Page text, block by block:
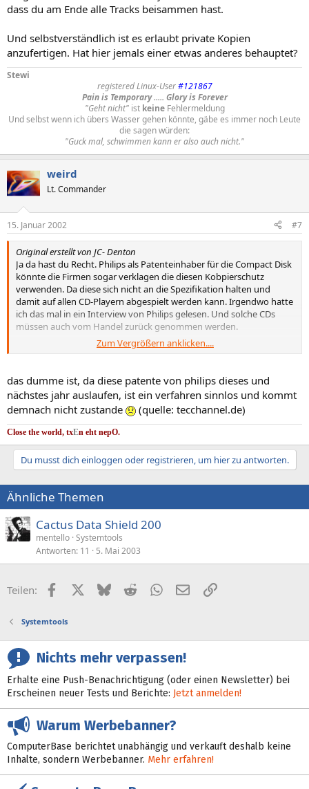
dass du am Ende alle Tracks beisammen hast.
Und selbstverständlich ist es erlaubt private Kopien
anzufertigen. Hat hier jemals einer etwas anderes behauptet?
Stewi
registered Linux-User#121867
Pain is Temporary ..... Glory is Forever
"Geht nicht"ist keineFehlermeldung
Und selbst wenn ich übers Wasser gehen könnte, gäbe es immer noch Leute
die sagen würden:
"Guck mal, schwimmen kann er also auch nicht."
weird
Lt. Commander
15. Januar 2002 #7
Original erstellt von JC- Denton
Ja da hast du Recht. Philips als Patenteinhaber für die Compact Disk
könnte die Firmen sogar verklagen die diesen Kobpierschutz
verwenden. Da diese sich nicht an die Spezifikation halten und
damit auf allen CD-Playern abgespielt werden kann. Irgendwo hatte
ich das mal in ein Interview von Philips gelesen. Und solche CDs
müssen auch vom Handel zurück genommen werden.
Zum Vergrößern anklicken....
das dumme ist, da diese patente von philips dieses und
nächstes jahr auslaufen, ist ein verfahren sinnlos und kommt
demnach nicht zustande
(quelle: tecchannel.de)
Close the world, txEn eht nepO.
Du musst dich einloggen oder registrieren, um hier zu antworten.
Ähnliche Themen
Cactus Data Shield 200
mentello Systemtools
Antworten 11 5. Mai 2003
Teilen: FacebookX (Twitter)
BlueskyRedditWhatsApp
E-MailLink
Systemtools
Nichts mehr verpassen!
Erhalte eine Push-Benachrichtigung (oder einen Newsletter) bei
Erscheinen neuer Tests und Berichte: Jetzt anmelden!
Warum Werbebanner?
ComputerBase berichtet unabhängig und verkauft deshalb keine
Inhalte, sondern Werbebanner. Mehr erfahren!